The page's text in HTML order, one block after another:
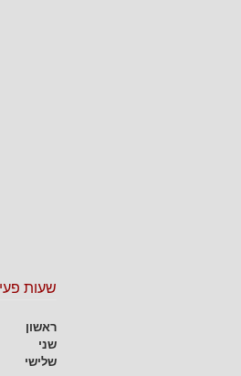
שעות
ראשון
שני
שלישי